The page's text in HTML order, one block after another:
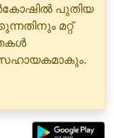
പുതിയ
മറ്റ്